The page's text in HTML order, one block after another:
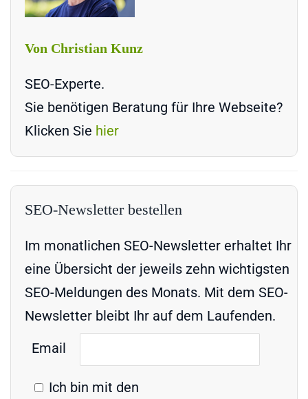
Von Christian Kunz
SEO-Experte.
Sie benötigen Beratung für Ihre Webseite?
Klicken Sie hier
SEO-Newsletter bestellen
Im monatlichen SEO-Newsletter erhaltet Ihr
eine Übersicht der jeweils zehn wichtigsten
SEO-Meldungen des Monats. Mit dem SEO-
Newsletter bleibt Ihr auf dem Laufenden.
Email
Ich bin mit den